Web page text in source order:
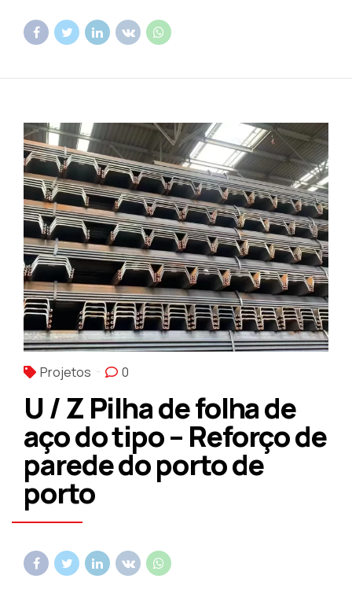
Projetos 0
U / Z Pilha de folha de
aço do tipo – Reforço de
parede do porto de
porto